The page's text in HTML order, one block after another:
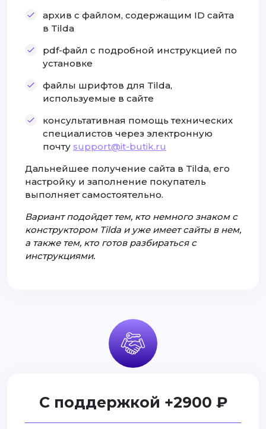
архив с файлом, содержащим ID сайта
в Tilda
pdf-файл с подробной инструкцией по
установке
файлы шрифтов для Tilda,
используемые в сайте
консультативная помощь технических
специалистов через электронную
почту support@it-butik.ru
Дальнейшее получение сайта в Tilda, его
настройку и заполнение покупатель
выполняет самостоятельно.
Вариант подойдет тем, кто немного знаком с
конструктором Tilda и уже имеет сайты в нем,
а также тем, кто готов разбираться с
инструкциями.
С поддержкой +2900 ₽